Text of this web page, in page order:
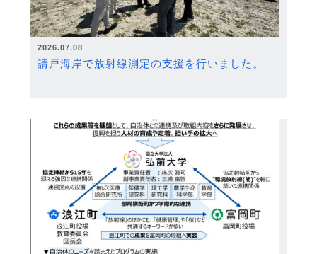
2026.07.08
請戸海岸で放射線測定の支援を行いました。